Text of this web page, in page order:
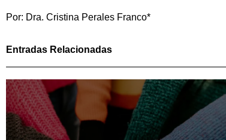
Por: Dra. Cristina Perales Franco*
Entradas Relacionadas